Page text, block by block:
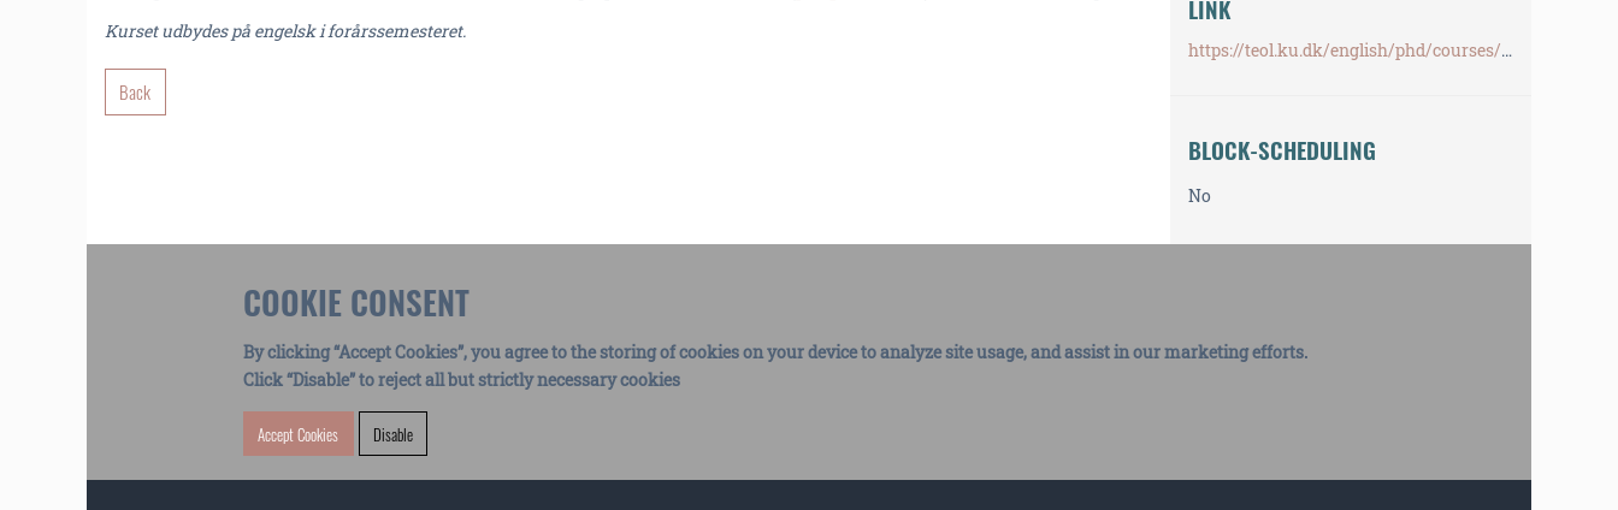
Kurset udbydes på engelsk i forårssemesteret.
Back
LINK
https://teol.ku.dk/english/phd/courses/registration-form/vejledning-af-bachelorprojekter-og-specialer-a2026/
BLOCK-SCHEDULING
No
COOKIE CONSENT
By clicking “Accept Cookies”, you agree to the storing of cookies on your device to analyze site usage, and assist in our marketing efforts.
Click “Disable” to reject all but strictly necessary cookies